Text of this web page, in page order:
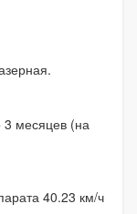
3 месяцев (на
40.23 км/ч